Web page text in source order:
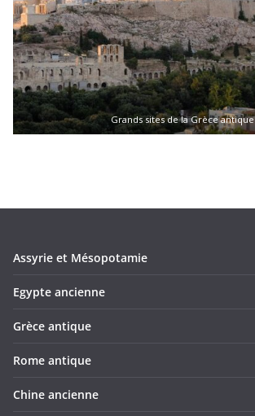
Grands sites de la Grèce antique
Assyrie et Mésopotamie
Egypte ancienne
Grèce antique
Rome antique
Chine ancienne